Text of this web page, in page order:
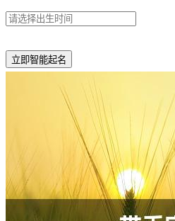
立即智能起名